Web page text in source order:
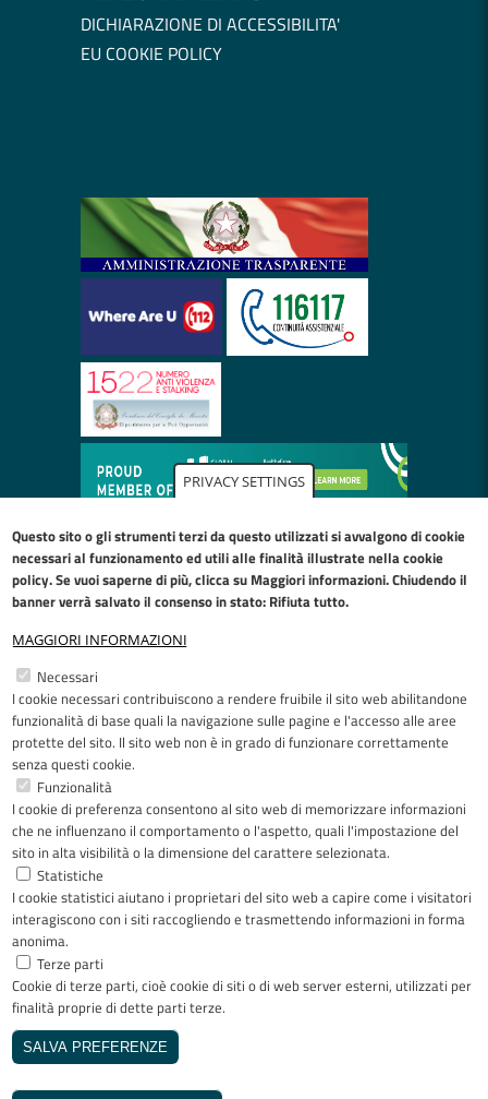
PRIVACY SETTINGS
Questo sito o gli strumenti terzi da questo utilizzati si avvalgono di cookie
necessari al funzionamento ed utili alle finalità illustrate nellacookie
policy. Se vuoi saperne di più, clicca su Maggiori informazioni. Chiudendo il
banner verrà salvato il consenso in stato: Rifiuta tutto.
MAGGIORI INFORMAZIONI
Necessari
I cookie necessari contribuiscono a rendere fruibile il sito web abilitandone
funzionalità di base quali la navigazione sulle pagine e l'accesso alle aree
protette del sito. Il sito web non è in grado di funzionare correttamente
senza questi cookie.
Funzionalità
I cookie di preferenza consentono al sito web di memorizzare informazioni
che ne influenzano il comportamento o l'aspetto, quali l'impostazione del
sito in alta visibilità o la dimensione del carattere selezionata.
Statistiche
I cookie statistici aiutano i proprietari del sito web a capire come i visitatori
interagiscono con i siti raccogliendo e trasmettendo informazioni in forma
anonima.
Terze parti
Cookie di terze parti, cioè cookie di siti o di web server esterni, utilizzati per
finalità proprie di dette parti terze.
SALVA PREFERENZE
DICHIARAZIONE DI ACCESSIBILITA'
EU COOKIE POLICY
Restiamo in contatto
FacebookYouTubeLinkedInInstagram
Riconoscimenti
Copyright © 2005-2023 - ASST Papa
Giovanni XXIII - Piazza OMS 1 24127
Bergamo - Tutti i diritti riservati